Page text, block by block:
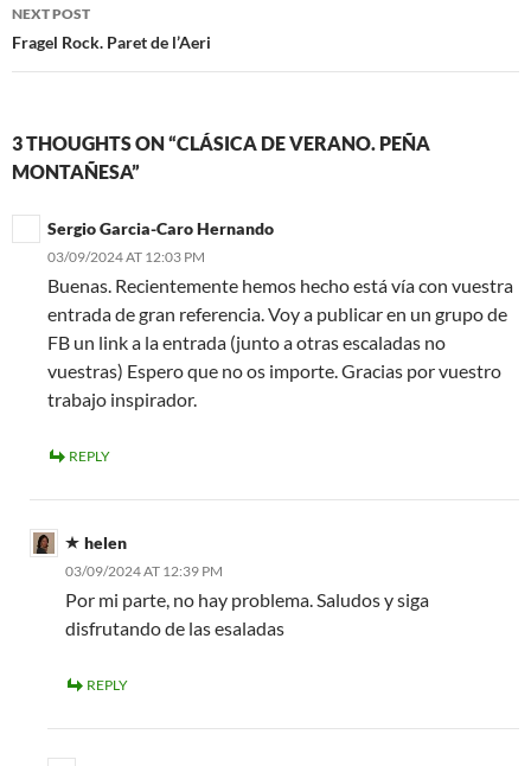
NEXT POST
Fragel Rock. Paret de l’Aeri
3 THOUGHTS ON “CLÁSICA DE VERANO. PEÑA
MONTAÑESA”
Sergio Garcia-Caro Hernando
03/09/2024 AT 12:03 PM
Buenas. Recientemente hemos hecho está vía con vuestra
entrada de gran referencia. Voy a publicar en un grupo de
FB un link a la entrada (junto a otras escaladas no
vuestras) Espero que no os importe. Gracias por vuestro
trabajo inspirador.
REPLY
helen
03/09/2024 AT 12:39 PM
Por mi parte, no hay problema. Saludos y siga
disfrutando de las esaladas
REPLY